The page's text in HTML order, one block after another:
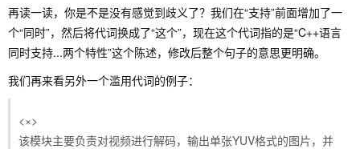
再读一读，你是不是没有感觉到歧义了？我们在“支持”前面增加了一
个“同时”，然后将代词换成了“这个”，现在这个代词指的是“C++语言
同时支持...两个特性”这个陈述，修改后整个句子的意思更明确。
我们再来看另外一个滥用代词的例子：
<×>
该模块主要负责对视频进行解码，输出单张YUV格式的图片，并